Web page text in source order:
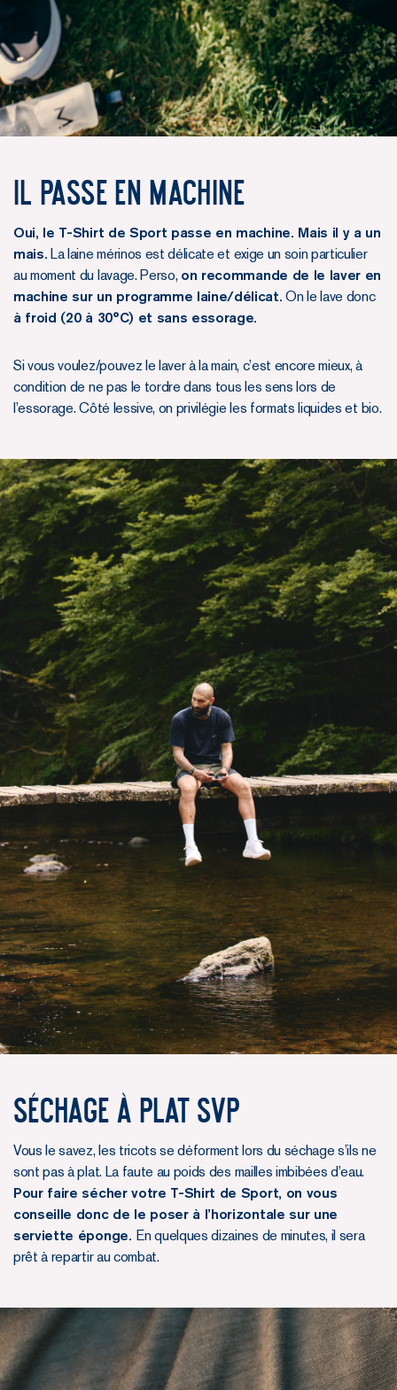
Il passe en machine
Oui, le T-Shirt de Sport passe en machine. Mais il y a un
mais. La laine mérinos est délicate et exige un soin particulier
au moment du lavage. Perso, on recommande de le laver en
machine sur un programme laine/délicat. On le lave donc
à froid (20 à 30°C) et sans essorage.
Si vous voulez/pouvez le laver à la main, c’est encore mieux, à
condition de ne pas le tordre dans tous les sens lors de
l’essorage. Côté lessive, on privilégie les formats liquides et bio.
Séchage à plat svp
Vous le savez, les tricots se déforment lors du séchage s’ils ne
sont pas à plat. La faute au poids des mailles imbibées d’eau.
Pour faire sécher votre T-Shirt de Sport, on vous
conseille donc de le poser à l’horizontale sur une
serviette éponge. En quelques dizaines de minutes, il sera
prêt à repartir au combat.